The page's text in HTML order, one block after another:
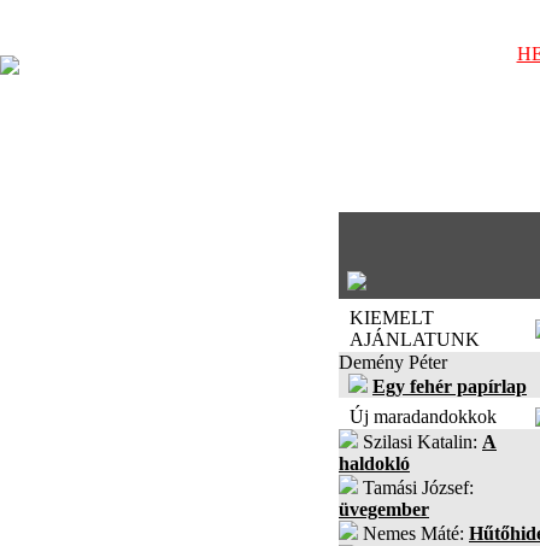
KIEMELT
AJÁNLATUNK
Demény Péter
Egy fehér papírlap
Új maradandokkok
Szilasi Katalin: A
haldokló
Tamási József:
üvegember
Nemes Máté: